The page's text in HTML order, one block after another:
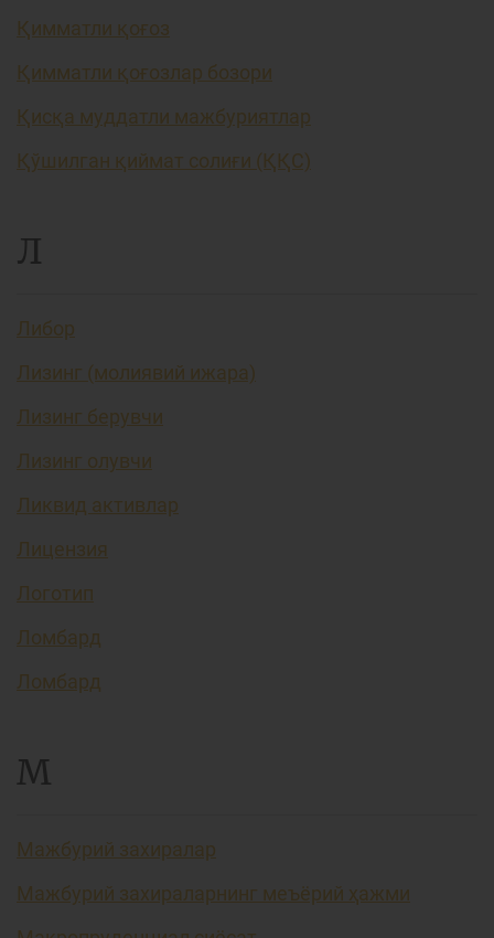
Қимматли қоғоз
Қимматли қоғозлар бозори
Қисқа муддатли мажбуриятлар
Қўшилган қиймат солиғи (ҚҚС)
Л
Либор
Лизинг (молиявий ижара)
Лизинг берувчи
Лизинг олувчи
Ликвид активлар
Лицензия
Логотип
Ломбард
Ломбард
М
Мажбурий захиралар
Мажбурий захираларнинг меъёрий ҳажми